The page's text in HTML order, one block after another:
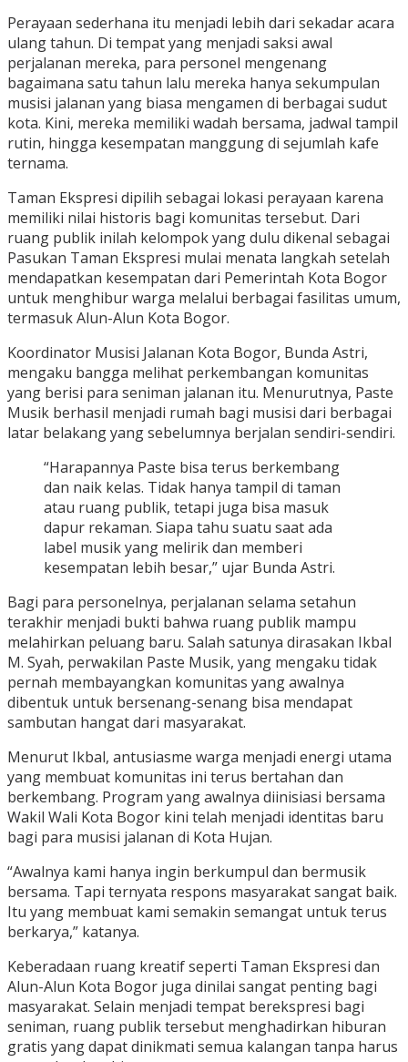
Perayaan sederhana itu menjadi lebih dari sekadar acara
ulang tahun. Di tempat yang menjadi saksi awal
perjalanan mereka, para personel mengenang
bagaimana satu tahun lalu mereka hanya sekumpulan
musisi jalanan yang biasa mengamen di berbagai sudut
kota. Kini, mereka memiliki wadah bersama, jadwal tampil
rutin, hingga kesempatan manggung di sejumlah kafe
ternama.
Taman Ekspresi dipilih sebagai lokasi perayaan karena
memiliki nilai historis bagi komunitas tersebut. Dari
ruang publik inilah kelompok yang dulu dikenal sebagai
Pasukan Taman Ekspresi mulai menata langkah setelah
mendapatkan kesempatan dari Pemerintah Kota Bogor
untuk menghibur warga melalui berbagai fasilitas umum,
termasuk Alun-Alun Kota Bogor.
Koordinator Musisi Jalanan Kota Bogor, Bunda Astri,
mengaku bangga melihat perkembangan komunitas
yang berisi para seniman jalanan itu. Menurutnya, Paste
Musik berhasil menjadi rumah bagi musisi dari berbagai
latar belakang yang sebelumnya berjalan sendiri-sendiri.
“Harapannya Paste bisa terus berkembang
dan naik kelas. Tidak hanya tampil di taman
atau ruang publik, tetapi juga bisa masuk
dapur rekaman. Siapa tahu suatu saat ada
label musik yang melirik dan memberi
kesempatan lebih besar,” ujar Bunda Astri.
Bagi para personelnya, perjalanan selama setahun
terakhir menjadi bukti bahwa ruang publik mampu
melahirkan peluang baru. Salah satunya dirasakan Ikbal
M. Syah, perwakilan Paste Musik, yang mengaku tidak
pernah membayangkan komunitas yang awalnya
dibentuk untuk bersenang-senang bisa mendapat
sambutan hangat dari masyarakat.
Menurut Ikbal, antusiasme warga menjadi energi utama
yang membuat komunitas ini terus bertahan dan
berkembang. Program yang awalnya diinisiasi bersama
Wakil Wali Kota Bogor kini telah menjadi identitas baru
bagi para musisi jalanan di Kota Hujan.
“Awalnya kami hanya ingin berkumpul dan bermusik
bersama. Tapi ternyata respons masyarakat sangat baik.
Itu yang membuat kami semakin semangat untuk terus
berkarya,” katanya.
Keberadaan ruang kreatif seperti Taman Ekspresi dan
Alun-Alun Kota Bogor juga dinilai sangat penting bagi
masyarakat. Selain menjadi tempat berekspresi bagi
seniman, ruang publik tersebut menghadirkan hiburan
gratis yang dapat dinikmati semua kalangan tanpa harus